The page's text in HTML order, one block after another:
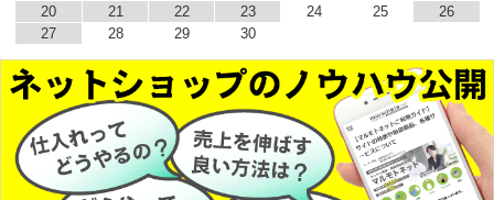
20
21 22 23 24 25
26
27
28 29 30